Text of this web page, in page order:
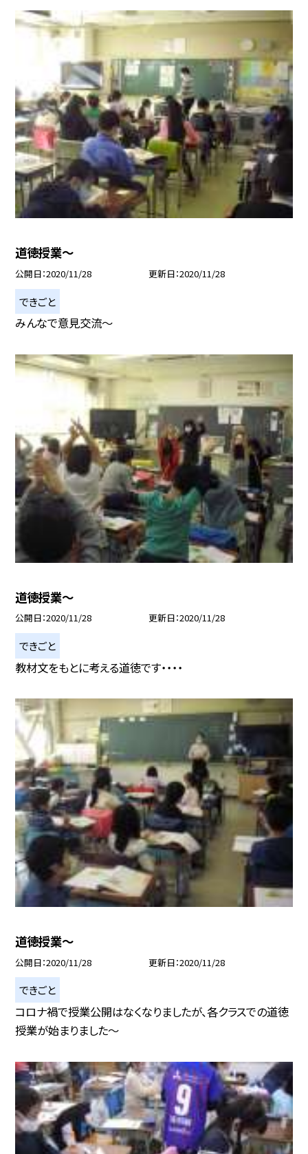
道徳授業〜
公開日 2020/11/28 更新日 2020/11/28
できごと
みんなで意見交流〜
道徳授業〜
公開日 2020/11/28 更新日 2020/11/28
できごと
教材文をもとに考える道徳です・・・・
道徳授業〜
公開日 2020/11/28 更新日 2020/11/28
できごと
コロナ禍で授業公開はなくなりましたが、各クラスでの道徳
授業が始まりました〜